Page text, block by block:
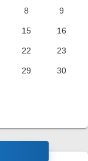
8 9
15 16
22 23
29 30